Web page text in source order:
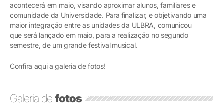
acontecerá em maio, visando aproximar alunos, familiares e
comunidade da Universidade. Para finalizar, e objetivando uma
maior integração entre as unidades da ULBRA, comunicou
que será lançado em maio, para a realização no segundo
semestre, de um grande festival musical.
Confira aqui a galeria de fotos!
Galeria defotos